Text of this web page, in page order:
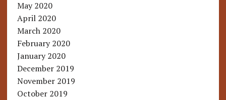
May 2020
April 2020
March 2020
February 2020
January 2020
December 2019
November 2019
October 2019